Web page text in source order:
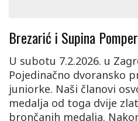
Brezarić i Supina
U subotu 7.2.2026. u
Pojedinačno dvoransko
juniorke. Naši članovi
medalja od toga dvije
brončanih medalja.